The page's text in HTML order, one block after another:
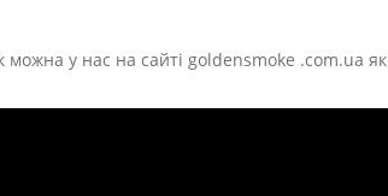
можна у нас на сайті goldensmoke .com.ua як